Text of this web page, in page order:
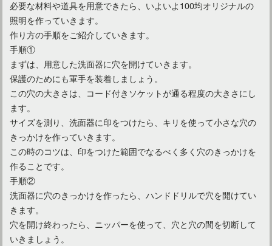
必要な材料や道具を用意できたら、いよいよ100均オリジナルの
照明を作っていきます。
作り方の手順をご紹介していきます。
手順①
まずは、用意した洗面器に穴を開けていきます。
保護のためにも軍手を装着しましょう。
この穴の大きさは、コード付きソケットが通る程度の大きさにし
ます。
サイズを測り、洗面器に印をつけたら、キリを使って小さな穴の
きっかけを作っていきます。
この時のコツは、印をつけた範囲でなるべく多く穴のきっかけを
作ることです。
手順②
洗面器に穴のきっかけを作ったら、ハンドドリルで穴を開けてい
きます。
穴を開け終わったら、ニッパーを使って、穴と穴の間を切断して
いきましょう。